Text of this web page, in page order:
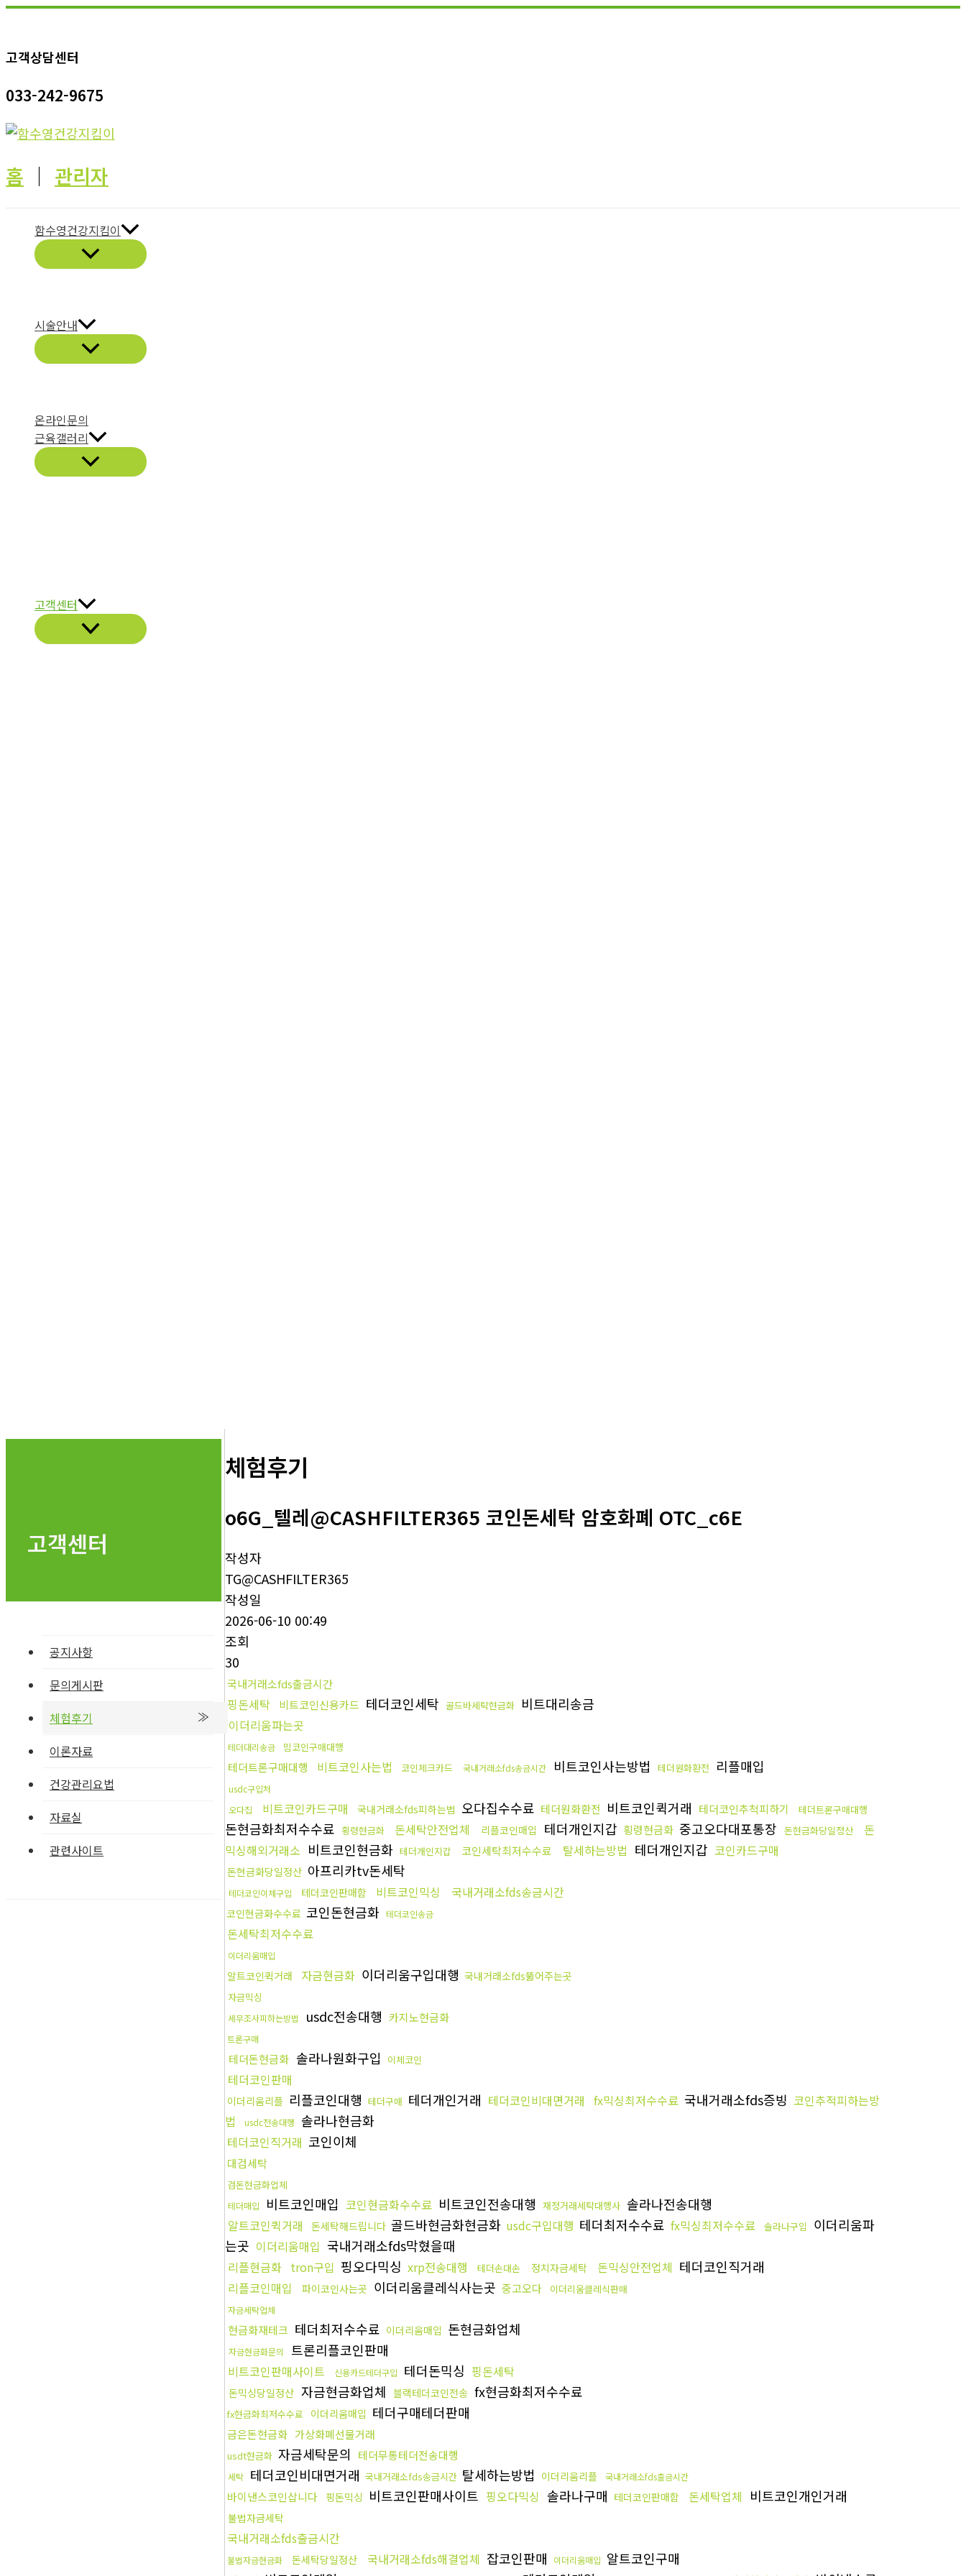
콘
츠
건
너
뛰
고객상담센터
033-242-9675
홈 │ 관리자
함수영건강지킴이
시술안내
온라인문의
근육갤러리
고객센터
고객센터
공지사항
문의게시판
체험후기
이론자료
건강관리요법
자료실
관련사이트
체험후기
o6G_텔레@CASHFILTER365 코인돈세탁 암호화폐 OTC_c6E
작성자
TG@CASHFILTER365
작성일
2026-06-10 00:49
조회
30
국내거래소fds출금시간
핑돈세탁 비트코인신용카드 테더코인세탁 골드바세탁현금화 비트대리송금
이더리움파는곳
테더대리송금 밈코인구매대행
테더트론구매대행 비트코인사는법 코인체크카드 국내거래소fds송금시간 비트코인사는방법 테더원화환전 리플매입
usdc구입처
오다집
비트코인카드구매 국내거래소fds피하는법 오다집수수료 테더원화환전 비트코인퀵거래 테더코인추척피하기 테더트론구매대행
돈현금화최저수수료 횡령현금화 돈세탁안전업체 리플코인매입 테더개인지갑 횡령현금화 중고오다대포통장 돈현금화당일정산
돈
믹싱해외거래소 비트코인현금화 테더개인지갑 코인세탁최저수수료 탈세하는방법 테더개인지갑 코인카드구매
돈현금화당일정산 아프리카tv돈세탁
테더코인이체구입 테더코인판매함 비트코인믹싱 국내거래소fds송금시간
코인현금화수수료 코인돈현금화 테더코인송금
돈세탁최저수수료
이더리움매입
알트코인퀵거래 자금현금화 이더리움구입대행 국내거래소fds뚫어주는곳
자금믹싱
세무조사피하는방법 usdc전송대행 카지노현금화
트론구매
테더돈현금화 솔라나원화구입 이체코인
테더코인판매
이더리움리플 리플코인대행 테더구매 테더개인거래 테더코인비대면거래 fx믹싱최저수수료 국내거래소fds증빙 코인추적피하는방
법
usdc전송대행 솔라나현금화
테더코인직거래 코인이체
대검세탁
검돈현금화업체
테더매입 비트코인매입 코인현금화수수료 비트코인전송대행 재정거래세탁대행사 솔라나전송대행
알트코인퀵거래 돈세탁해드립니다 골드바현금화현금화 usdc구입대행 테더최저수수료 fx믹싱최저수수료 솔라나구입
이더리움파
는곳 이더리움매입 국내거래소fds막혔을때
리플현금화 tron구입 핑오다믹싱 xrp전송대행 테더손대손 정치자금세탁 돈믹싱안전업체 테더코인직거래
리플코인매입 파이코인사는곳 이더리움클레식사는곳 중고오다 이더리움클레식판매
자금세탁업체
현금화재테크 테더최저수수료 이더리움매입 돈현금화업체
자금현금화문의 트론리플코인판매
비트코인판매사이트 신용카드테더구입 테더돈믹싱 핑돈세탁
돈믹싱당일정산 자금현금화업체 블랙테더코인전송 fx현금화최저수수료
fx현금화최저수수료 이더리움매입 테더구매테더판매
금은돈현금화 가상화폐선물거래
usdt현금화 자금세탁문의 테더무통테더전송대행
세탁 테더코인비대면거래 국내거래소fds송금시간 탈세하는방법 이더리움리플 국내거래소fds출금시간
바이낸스코인삽니다 핑돈믹싱 비트코인판매사이트 핑오다믹싱 솔라나구매 테더코인판매함 돈세탁업체 비트코인개인거래
불법자금세탁
국내거래소fds출금시간
불법자금현금화 돈세탁당일정산 국내거래소fds해결업체 잡코인판매 이더리움매입 알트코인구매